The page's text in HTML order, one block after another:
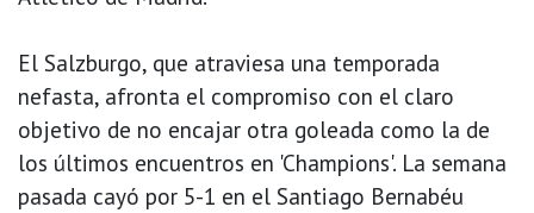
El Salzburgo, que atraviesa una temporada
nefasta, afronta el compromiso con el claro
objetivo de no encajar otra goleada como la de
los últimos encuentros en 'Champions'. La semana
pasada cayó por 5-1 en el Santiago Bernabéu